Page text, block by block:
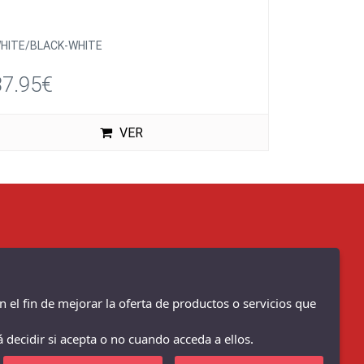
BLACK-WHITE
VER
el fin de mejorar la oferta de productos o servicios que
si acepta o no cuando acceda a ellos.